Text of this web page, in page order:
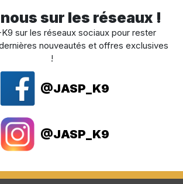
sur les réseaux !
sur les réseaux sociaux pour rester
nouveautés et offres exclusives
!
@JASP_K9
@JASP_K9